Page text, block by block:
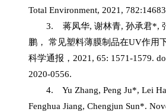
Total Environment, 2021,
3. 蒋凤华, 谢林青, 孙承君*,
鹏，
常见塑料薄膜制品在UV作用
科学通报 ， 2021, 65: 1571-1579.
2020-0556.
4. Yu Zhang, Peng Ju*, Lei
Fenghua Jiang, Chengjun Sun*.